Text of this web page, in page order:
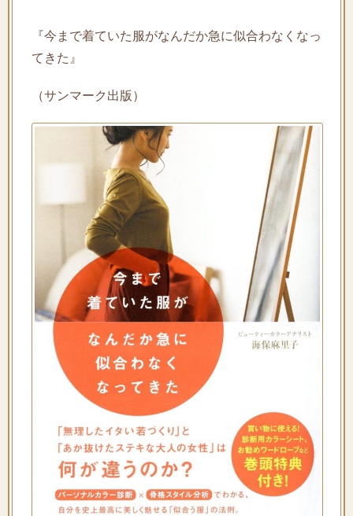
『今まで着ていた服がなんだか急に似合わなくなっ
てきた』
（サンマーク出版）